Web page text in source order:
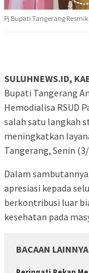
Pj Bupati Tangerang
SULUHNEWS.ID,
Bupati Tangerang
Hemodialisa RSUD
salah satu langkah
meningkatkan
Tangerang, Senin
Dalam
apresiasi kepada
berkontribusi luar
kesehatan pada
BACAAN LAINNYA